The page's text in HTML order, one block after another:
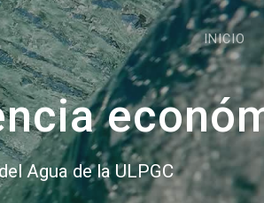
INICIO
Agua de la ULPGC